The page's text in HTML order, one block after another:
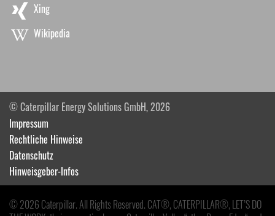
Xing
Wikipedia
© Caterpillar Energy Solutions GmbH, 2026
Impressum
Rechtliche Hinweise
Datenschutz
Hinweisgeber-Infos
© 2026 Caterpillar. All Rights Reserved. CAT®, CATERPILLAR®, LET’S DO